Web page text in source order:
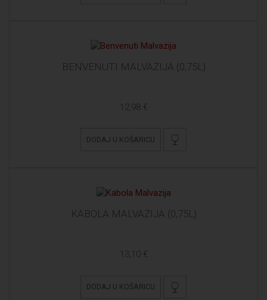
BENVENUTI MALVAZIJA (0,75L)
12,98 €
DODAJ U KOŠARICU
KABOLA MALVAZIJA (0,75L)
13,10 €
DODAJ U KOŠARICU